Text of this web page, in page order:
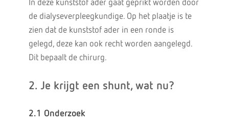
In deze kunststof ader gaat geprikt worden door
de dialyseverpleegkundige. Op het plaatje is te
zien dat de kunststof ader in een ronde is
gelegd, deze kan ook recht worden aangelegd.
Dit bepaalt de chirurg.
2. Je krijgt een shunt, wat nu?
2.1 Onderzoek